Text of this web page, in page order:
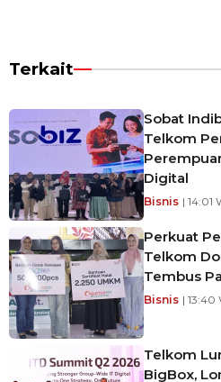
Terkait
Sobat
Telkom
Digital
Bisnis | 14:01
Perkuat
Telkom
Tembus
Bisnis | 13:40
Telkom
BigBox,